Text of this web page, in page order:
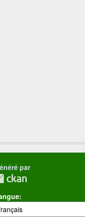
par